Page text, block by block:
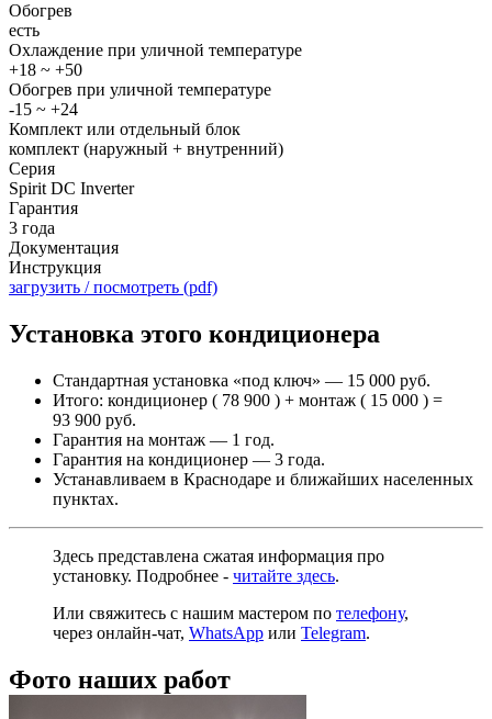
Обогрев
есть
Охлаждение при уличной температуре
+18 ~ +50
Обогрев при уличной температуре
-15 ~ +24
Комплект или отдельный блок
комплект (наружный + внутренний)
Серия
Spirit DC Inverter
Гарантия
3 года
Документация
Инструкция
загрузить / посмотреть (pdf)
Установка этого кондиционера
Стандартная установка «под ключ» — 15 000 руб.
Итого: кондиционер ( 78 900 ) + монтаж ( 15 000 ) =
93 900 руб.
Гарантия на монтаж — 1 год.
Гарантия на кондиционер — 3 года.
Устанавливаем в Краснодаре и ближайших населенных
пунктах.
Здесь представлена сжатая информация про
установку. Подробнее - читайте здесь.
Или свяжитесь с нашим мастером по телефону,
через онлайн-чат, WhatsApp или Telegram.
Фото наших работ